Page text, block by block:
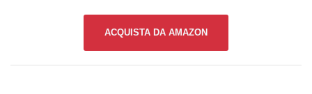
ACQUISTA DA AMAZON